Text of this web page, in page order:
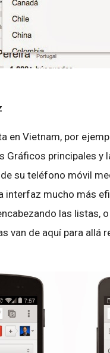
en Vietnam, por
Gráficos principales y
su teléfono móvil
interfaz mucho más
las listas,
van de aquí para allá